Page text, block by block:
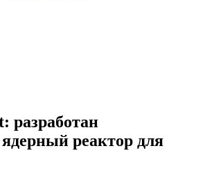
разработан
реактор для